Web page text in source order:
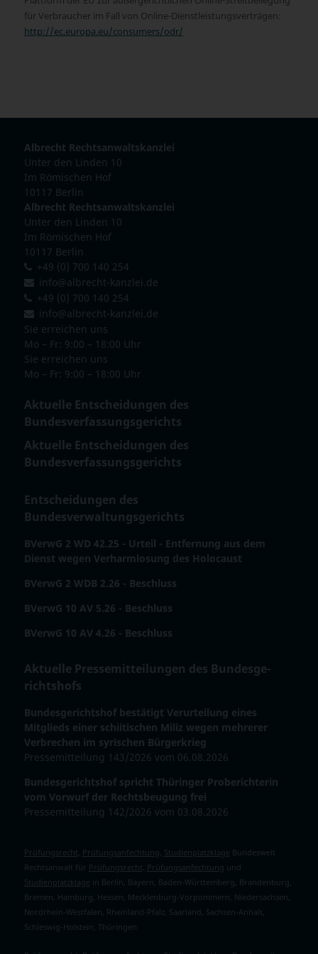
für Verbraucher im Fall von Online-Dienstleistungsverträgen:
http://ec.europa.eu/consumers/odr/
Albrecht Rechtsanwaltskanzlei
Unter den Linden 10
Im Römischen Hof
10117 Berlin
Albrecht Rechtsanwaltskanzlei
Unter den Linden 10
Im Römischen Hof
10117 Berlin
+49 (0) 700 140 254
info@albrecht-kanzlei.de
+49 (0) 700 140 254
info@albrecht-kanzlei.de
Sie erreichen uns
Mo – Fr: 9:00 – 18:00 Uhr
Sie erreichen uns
Mo – Fr: 9:00 – 18:00 Uhr
Aktuelle Entscheidungen des
Bundesverfassungsgerichts
Aktuelle Entscheidungen des
Bundesverfassungsgerichts
Entscheidungen des
Bundesverwaltungsgerichts
BVerwG 2 WD 42.25 - Urteil - Entfernung aus dem
Dienst wegen Verharmlosung des Holocaust
BVerwG 2 WDB 2.26 - Beschluss
BVerwG 10 AV 5.26 - Beschluss
BVerwG 10 AV 4.26 - Beschluss
Aktuelle Pressemitteilungen des Bun­des­ge­
richts­hofs
Bundesgerichtshof bestätigt Verurteilung eines
Mitglieds einer schiitischen Miliz wegen mehrerer
Verbrechen im syrischen Bürgerkrieg
Pressemitteilung 143/2026 vom 06.08.2026
Bundesgerichtshof spricht Thüringer Proberichterin
vom Vorwurf der Rechtsbeugung frei
Pressemitteilung 142/2026 vom 03.08.2026
Prüfungsrecht, Prüfungsanfechtung, Studienplatzklage Bundesweit
Rechtsanwalt für Prüfungsrecht, Prüfungsanfechtung und
Studienplatzklage in Berlin, Bayern, Baden-Württemberg, Brandenburg,
Bremen, Hamburg, Hessen, Mecklenburg-Vorpommern, Niedersachsen,
Nordrhein-Westfalen, Rheinland-Pfalz, Saarland, Sachsen-Anhalt,
Schleswig-Holstein, Thüringen